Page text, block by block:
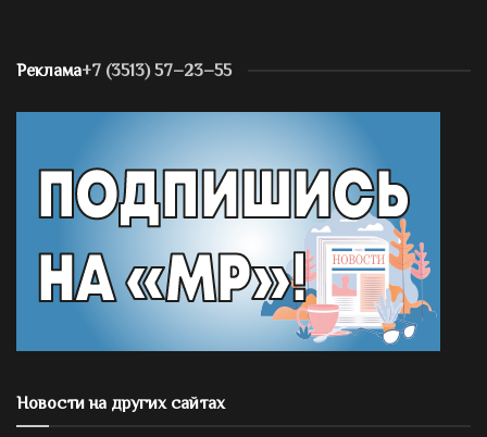
Реклама+7 (3513) 57–23–55
Новости на других сайтах